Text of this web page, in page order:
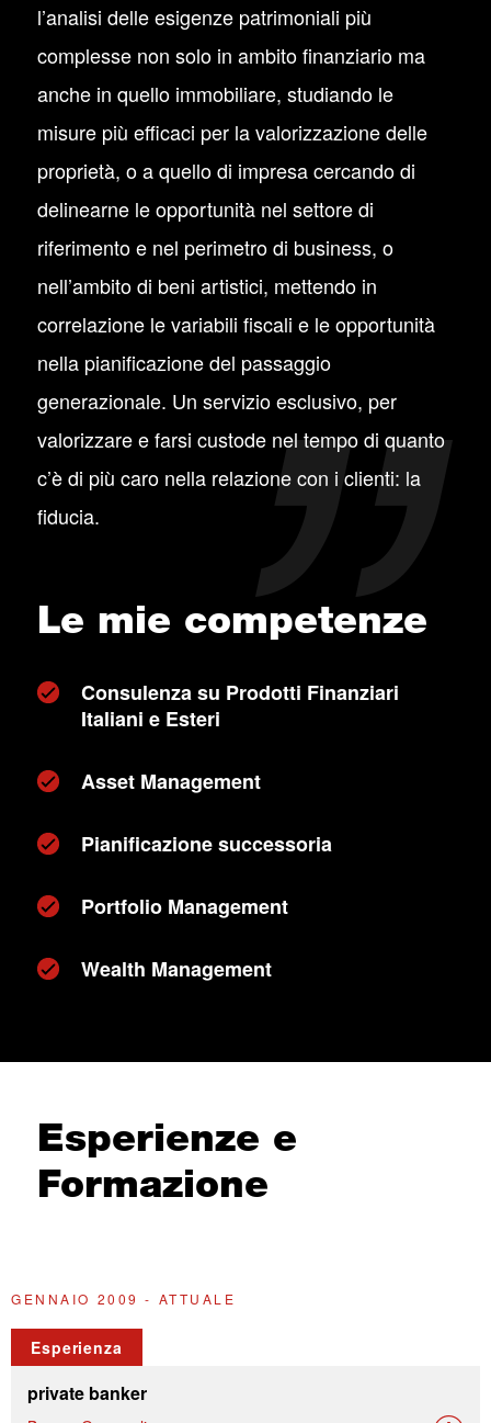
l’analisi delle esigenze patrimoniali più
complesse non solo in ambito finanziario ma
anche in quello immobiliare, studiando le
misure più efficaci per la valorizzazione delle
proprietà, o a quello di impresa cercando di
delinearne le opportunità nel settore di
riferimento e nel perimetro di business, o
nell’ambito di beni artistici, mettendo in
correlazione le variabili fiscali e le opportunità
nella pianificazione del passaggio
generazionale. Un servizio esclusivo, per
valorizzare e farsi custode nel tempo di quanto
c’è di più caro nella relazione con i clienti: la
fiducia.
Le mie competenze
Consulenza su Prodotti Finanziari
Italiani e Esteri
Asset Management
Pianificazione successoria
Portfolio Management
Wealth Management
Esperienze e
Formazione
GENNAIO 2009 - ATTUALE
Esperienza
private banker